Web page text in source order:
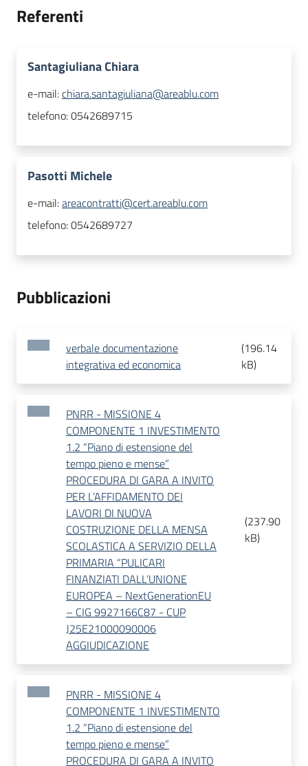
Referenti
Santagiuliana Chiara
e-mail:chiara.santagiuliana@areablu.com
telefono:0542689715
Pasotti Michele
e-mail:areacontratti@cert.areablu.com
telefono:0542689727
Pubblicazioni
verbale documentazione
integrativa ed economica
(196.14
kB)
PNRR - MISSIONE 4
COMPONENTE 1 INVESTIMENTO
1.2 “Piano di estensione del
tempo pieno e mense”
PROCEDURA DI GARA A INVITO
PER L’AFFIDAMENTO DEI
LAVORI DI NUOVA
COSTRUZIONE DELLA MENSA
SCOLASTICA A SERVIZIO DELLA
PRIMARIA “PULICARI
FINANZIATI DALL’UNIONE
EUROPEA – NextGenerationEU
– CIG 9927166C87 - CUP
J25E21000090006
AGGIUDICAZIONE
(237.90
kB)
PNRR - MISSIONE 4
COMPONENTE 1 INVESTIMENTO
1.2 “Piano di estensione del
tempo pieno e mense”
PROCEDURA DI GARA A INVITO